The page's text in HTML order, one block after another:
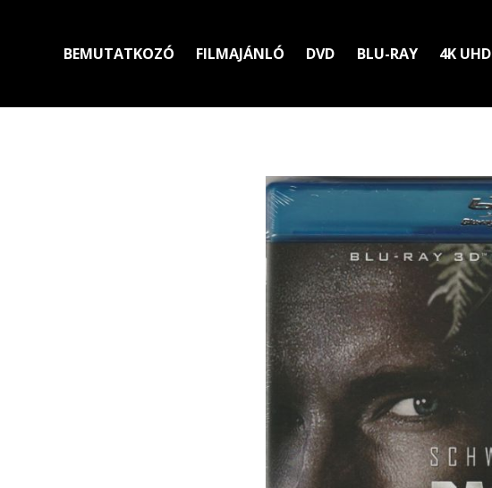
BEMUTATKOZÓ FILMAJÁNLÓ DVD BLU-RAY 4K UHD